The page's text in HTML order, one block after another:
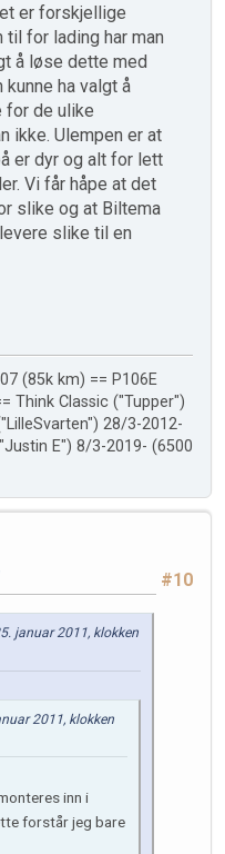
er forskjellige
til for lading har man
å løse dette med
kunne ha valgt å
for de ulike
ikke. Ulempen er at
er dyr og alt for lett
Vi får håpe at det
slike og at Biltema
slike til en
(85k km) == P106E
Think Classic ("Tupper")
28/3-2012-
E") 8/3-2019- (6500
#10
januar 2011, klokken
2011, klokken
inn i
forstår jeg bare